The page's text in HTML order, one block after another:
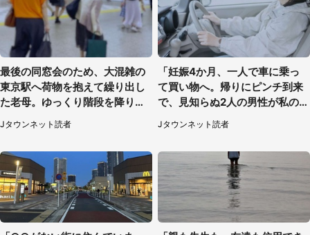
最後の同窓会のため、大混雑の
東京駅へ荷物を抱えて繰り出し
た老母。ゆっくり階段を降りて
たらスーツの男性が（東京都・
50代女性）
Jタウンネット読者
「妊娠4か月、一人で車に乗っ
て買い物へ。帰りにピンチ到来
で、見知らぬ2人の男性が私の車
を...」（30代女性）
Jタウンネット読者